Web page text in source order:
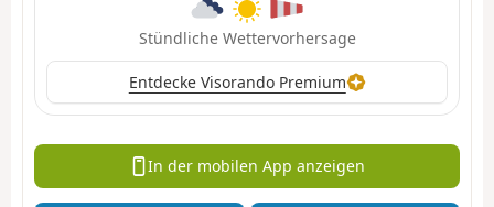
Stündliche Wettervorhersage
Entdecke Visorando Premium
In der mobilen App anzeigen